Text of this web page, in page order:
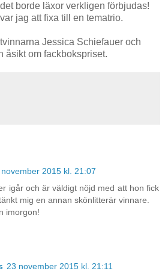
borde läxor verkligen förbjudas!
jag att fixa till en tematrio.
Jessica Schiefauer och
åsikt om fackbokspriset.
november 2015 kl. 21:07
igår och är väldigt nöjd med att hon fick
mig en annan skönlitterär vinnare.
imorgon!
23 november 2015 kl. 21:11